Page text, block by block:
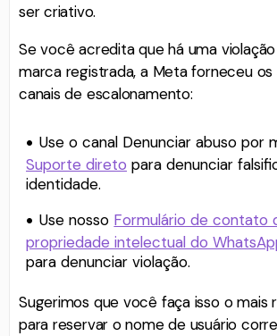
ser criativo.
Se você acredita que há uma
marca registrada, a Meta forneceu os
canais de escalonamento:
Use o canal Denunciar abuso por
Suporte direto⁠ para denunciar
identidade.
Use nosso Formulário de contato
propriedade intelectual do
para denunciar violação.
Sugerimos que você faça isso o mais
para reservar o nome de usuário